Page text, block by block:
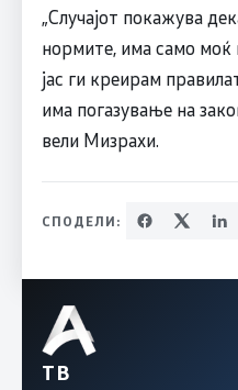
„Случајот покажува
нормите, има само моќ
јас ги креирам
има погазување на
вели Мизрахи.
СПОДЕЛИ:
ТВ